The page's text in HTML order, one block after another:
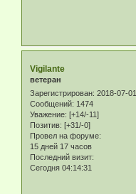
Vigilante
ветеран
Зарегистрирован: 2018-07-01
Сообщений: 1474
Уважение: [+14/-11]
Позитив: [+31/-0]
Провел на форуме:
15 дней 17 часов
Последний визит:
Сегодня 04:14:31